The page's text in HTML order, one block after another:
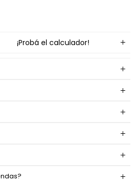
¡Probá el calculador!